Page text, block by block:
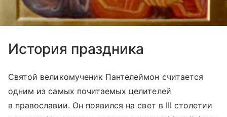
История праздника
Святой великомученик Пантелеймон считается
одним из самых почитаемых целителей
в православии. Он появился на свет в III столетии